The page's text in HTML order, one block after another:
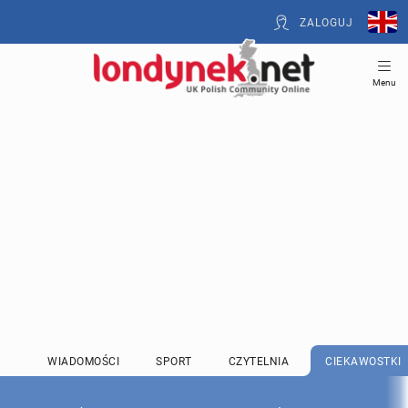
ZALOGUJ
Menu
WIADOMOŚCI SPORT CZYTELNIA CIEKAWOSTKI